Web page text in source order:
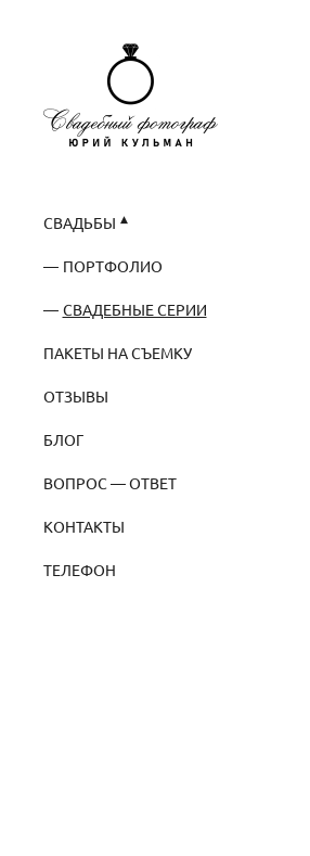
СВАДЬБЫ
ПОРТФОЛИО
СВАДЕБНЫЕ СЕРИИ
ПАКЕТЫ НА СЪЕМКУ
ОТЗЫВЫ
БЛОГ
ВОПРОС — ОТВЕТ
КОНТАКТЫ
ТЕЛЕФОН